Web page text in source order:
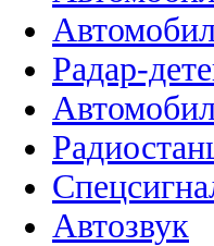
Радар-
Автозвук